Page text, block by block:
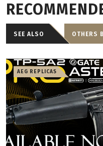
SEE ALSO OTHERS
AEG REPLICAS